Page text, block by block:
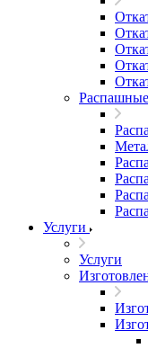
Услуги
Услуги